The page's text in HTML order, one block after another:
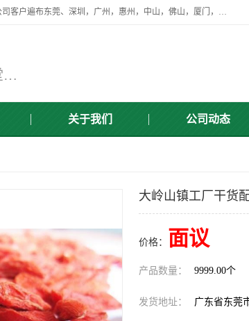
广东食安膳食管理服务有限公司是一家从事蔬菜配送、食堂承包，团餐配送的企业，本公司客户遍布东莞、深圳，广州，惠州，中山，佛山，厦门，肇庆，江门，清远等地，资质齐全，提供学校、工厂、医院、企业、地铁、大型超市、商场、单位、消防队、监狱食堂饭堂蔬菜配送，集新鲜蔬菜、新鲜肉类、粮油、瓜果 、干货 、水产、冻品、粮油、调味品、日用品、调味品及进口冷冻食品为主的原料供应商等为一体的化配送服务机构！
东莞蔬菜配送,深圳市蔬菜配送,深圳市食堂承包,深圳市宝安蔬菜配送,东莞工厂食堂承包,东莞蔬菜配送公司,东莞长安蔬菜配送公司
关于我们 公司动态
大岭山镇工厂干货
价格： 面议
产品数量： 9999.00个
发货地址： 广东省东莞